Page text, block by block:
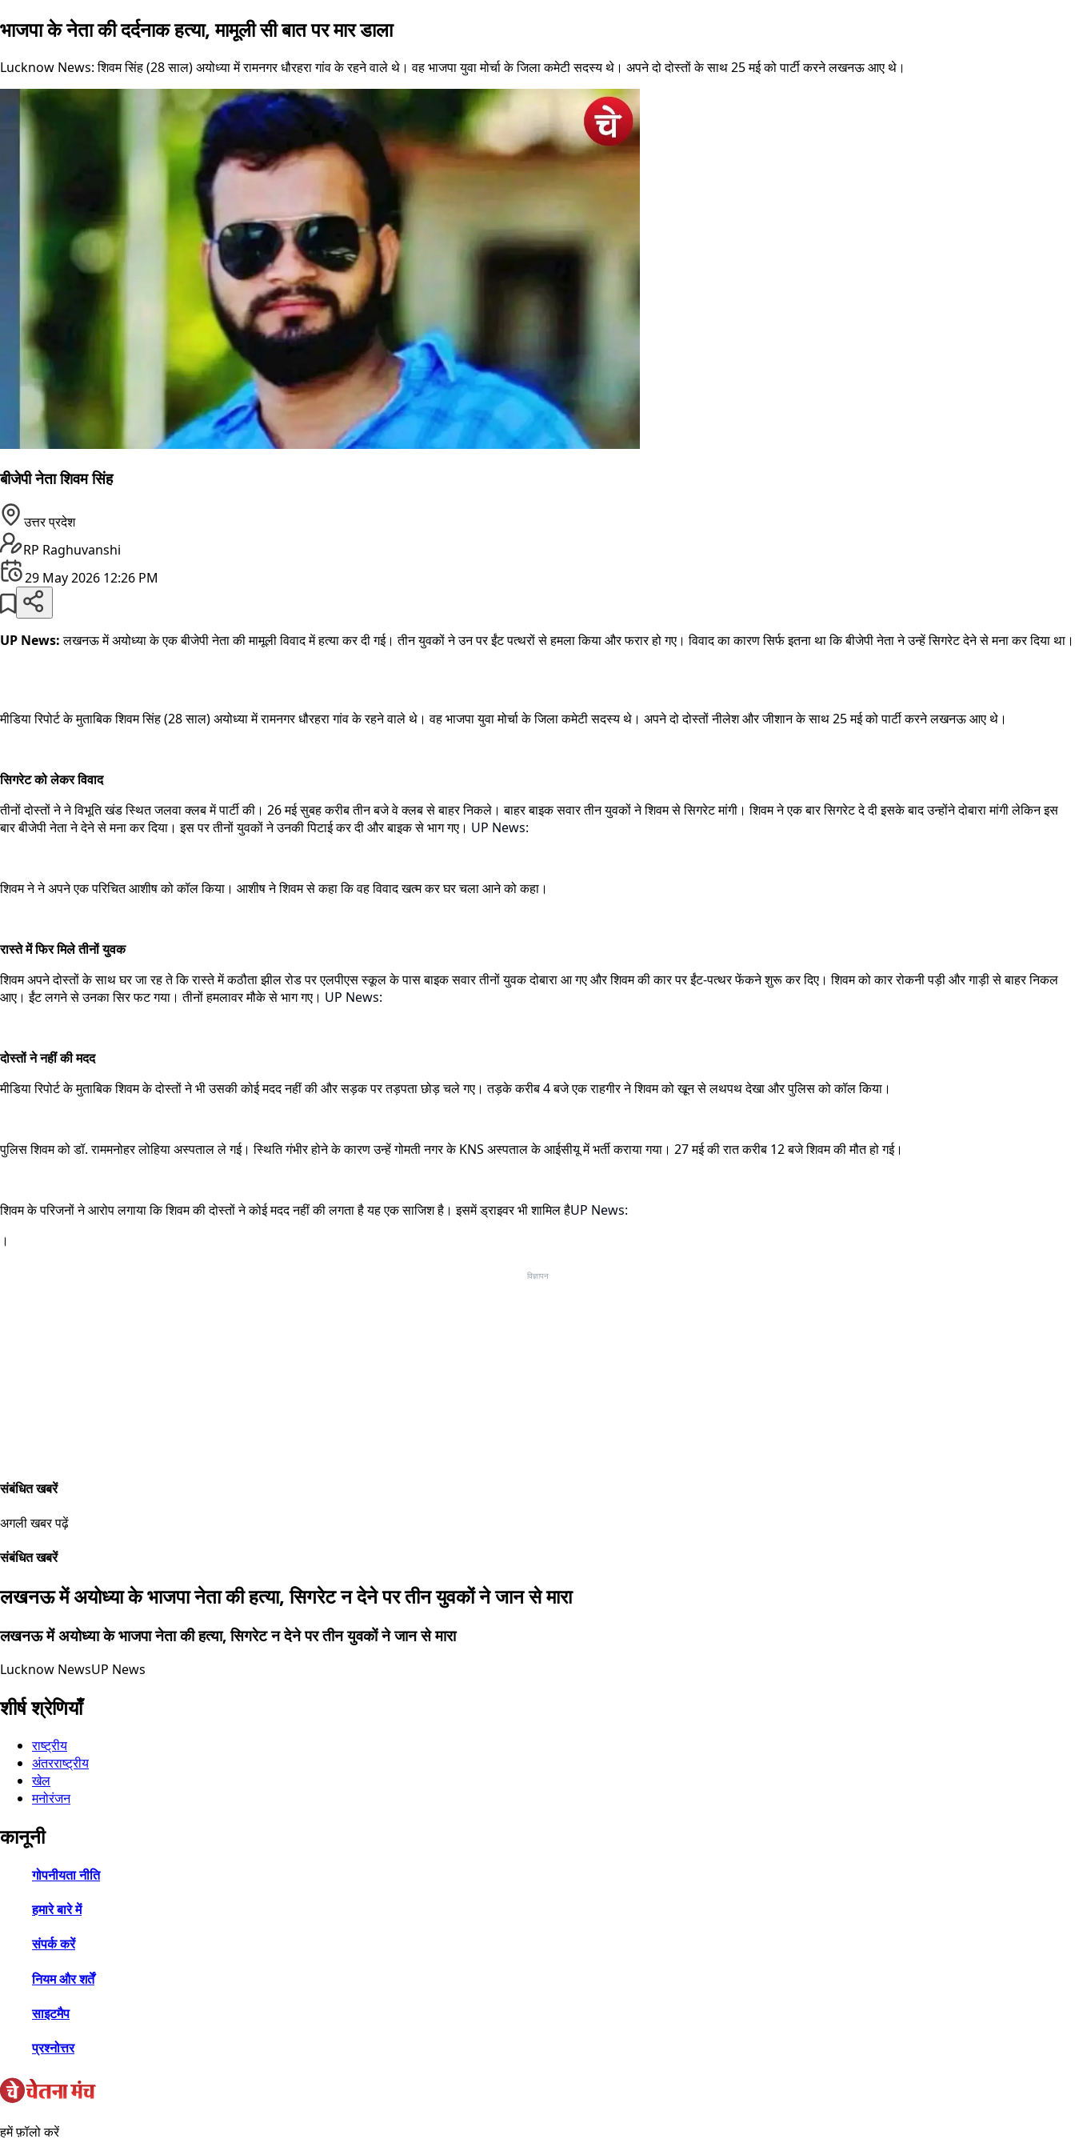
भाजपा के नेता की दर्दनाक हत्या, मामूली सी बात पर मार डाला
Lucknow News: शिवम सिंह (28 साल) अयोध्या में रामनगर धौरहरा गांव के रहने वाले थे। वह भाजपा युवा मोर्चा के जिला कमेटी सदस्य थे। अपने दो दोस्तों के साथ 25 मई को पार्टी करने लखनऊ आए थे।
बीजेपी नेता शिवम सिंह
उत्तर प्रदेश
RP Raghuvanshi
29 May 2026 12:26 PM
UP News:लखनऊ में अयोध्या के एक बीजेपी नेता की मामूली विवाद में हत्या कर दी गई। तीन युवकों ने उन पर ईंट पत्थरों से हमला किया और फरार हो गए। विवाद का कारण सिर्फ इतना था कि बीजेपी नेता ने उन्हें सिगरेट देने से मना कर दिया था।
मीडिया रिपोर्ट के मुताबिक शिवम सिंह (28 साल) अयोध्या में रामनगर धौरहरा गांव के रहने वाले थे। वह भाजपा युवा मोर्चा के जिला कमेटी सदस्य थे। अपने दो दोस्तों नीलेश और जीशान के साथ 25 मई को पार्टी करने लखनऊ आए थे।
सिगरेट को लेकर विवाद
तीनों दोस्तों ने ने विभूति खंड स्थित जलवा क्लब में पार्टी की। 26 मई सुबह करीब तीन बजे वे क्लब से बाहर निकले। बाहर बाइक सवार तीन युवकों ने शिवम से सिगरेट मांगी। शिवम ने एक बार सिगरेट दे दी इसके बाद उन्होंने दोबारा मांगी लेकिन इस
बार बीजेपी नेता ने देने से मना कर दिया। इस पर तीनों युवकों ने उनकी पिटाई कर दी और बाइक से भाग गए। UP News:
शिवम ने ने अपने एक परिचित आशीष को कॉल किया। आशीष ने शिवम से कहा कि वह विवाद खत्म कर घर चला आने को कहा।
रास्ते में फिर मिले तीनों युवक
शिवम अपने दोस्तों के साथ घर जा रह ते कि रास्ते में कठौता झील रोड पर एलपीएस स्कूल के पास बाइक सवार तीनों युवक दोबारा आ गए और शिवम की कार पर ईंट-पत्थर फेंकने शुरू कर दिए। शिवम को कार रोकनी पड़ी और गाड़ी से बाहर निकल
आए। ईंट लगने से उनका सिर फट गया। तीनों हमलावर मौके से भाग गए। UP News:
दोस्तों ने नहीं की मदद
मीडिया रिपोर्ट के मुताबिक शिवम के दोस्तों ने भी उसकी कोई मदद नहीं की और सड़क पर तड़पता छोड़ चले गए। तड़के करीब 4 बजे एक राहगीर ने शिवम को खून से लथपथ देखा और पुलिस को कॉल किया।
पुलिस शिवम को डॉ. राममनोहर लोहिया अस्पताल ले गई। स्थिति गंभीर होने के कारण उन्हें गोमती नगर के KNS अस्पताल के आईसीयू में भर्ती कराया गया। 27 मई की रात करीब 12 बजे शिवम की मौत हो गई।
शिवम के परिजनों ने आरोप लगाया कि शिवम की दोस्तों ने कोई मदद नहीं की लगता है यह एक साजिश है। इसमें ड्राइवर भी शामिल हैUP News:
।
विज्ञापन
संबंधित खबरें
अगली खबर पढ़ें
संबंधित खबरें
लखनऊ में अयोध्या के भाजपा नेता की हत्या, सिगरेट न देने पर तीन युवकों ने जान से मारा
लखनऊ में अयोध्या के भाजपा नेता की हत्या, सिगरेट न देने पर तीन युवकों ने जान से मारा
Lucknow NewsUP News
शीर्ष श्रेणियाँ
राष्ट्रीय
अंतरराष्ट्रीय
खेल
मनोरंजन
कानूनी
गोपनीयता नीति
हमारे बारे में
संपर्क करें
नियम और शर्तें
साइटमैप
प्रश्नोत्तर
हमें फ़ॉलो करें